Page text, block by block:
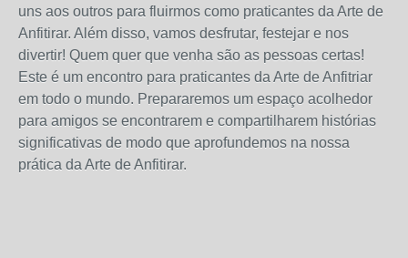
uns aos outros para fluirmos como praticantes da Arte de
Anfitirar. Além disso, vamos desfrutar, festejar e nos
divertir! Quem quer que venha são as pessoas certas!
Este é um encontro para praticantes da Arte de Anfitriar
em todo o mundo. Prepararemos um espaço acolhedor
para amigos se encontrarem e compartilharem histórias
significativas de modo que aprofundemos na nossa
prática da Arte de Anfitirar.